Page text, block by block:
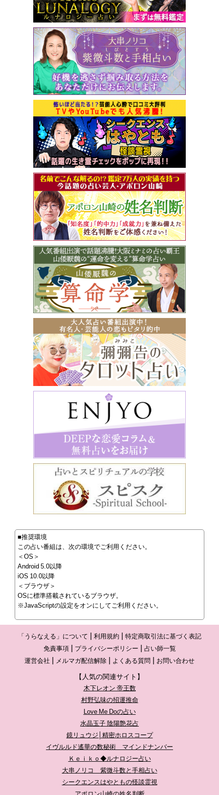
■推奨環境
この占い番組は、次の環境でご利用ください。
＜OS＞
Android 5.0以降
iOS 10.0以降
＜ブラウザ＞
OSに標準搭載されているブラウザ。
※JavaScriptの設定をオンにしてご利用ください。
「うらなえる」について 利用規約
特定商取引法に基づく表記
免責事項
プライバシーポリシー
占い師一覧
運営会社
メルマガ配信解除 よくある質問 お問い合わせ
【人気の関連サイト】
木下レオン 帝王数
村野弘味の招運推命
Love Me Doの占い
水晶玉子 陰陽艶花占
鏡リュウジ│精密ホロスコープ
イヴルルド遙華の数秘術 マインドナンバー
Ｋｅｉｋｏ◆ルナロジー占い
大串ノリコ 紫微斗数と手相占い
シークエンスはやともの怪談霊視